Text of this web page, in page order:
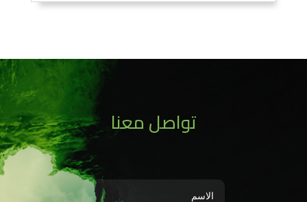
تواصل معنا